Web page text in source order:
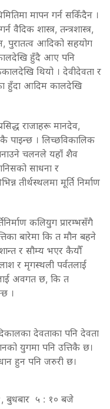
मापन गर्न सकिँदैन ।
वैदिक शास्त्र, तन्त्रशास्त्र,
पुरातत्व आदिको सहयोग
हुँदै आए पनि
थियो । देवीदेवता र
हुँदा आदिम कालदेखि
राजाहरू मानदेव,
पाइन्छ । लिच्छविकालिक
चलनले यहाँ शैव
साधना र
तीर्थस्थलमा मूर्ति निर्माण
कलियुग प्रारम्भसँगै
बारेमा कि त मौन बहने
र सौम्य भएर कैयौँ
र मृगस्थली पर्वतलाई
अवगत छ, कि त
।
देवताका पनि देवता
युगमा पनि उत्तिकै छ।
हुन पनि जरुरी छ।
बुधबार ५ : १० बजे